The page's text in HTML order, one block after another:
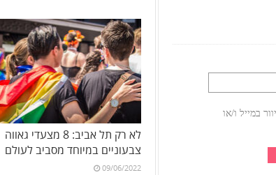
לא רק תל אביב: 8 מצעדי גאווה
צבעוניים במיוחד מסביב לעולם
09/06/2022